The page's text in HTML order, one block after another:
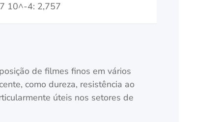
10^-4: 2,757
de filmes finos em vários
como dureza, resistência ao
úteis nos setores de